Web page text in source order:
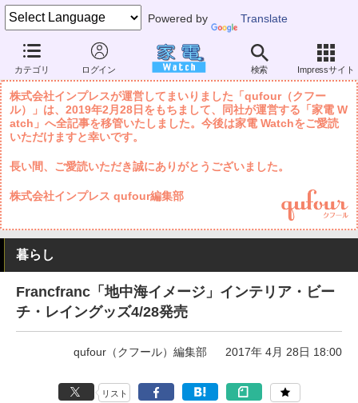
Powered by Translate
カテゴリ ログイン 検索 Impressサイト
家電 Watch 暮らし 美容・ファッション ファッションブランド
株式会社インプレスが運営してまいりました「qufour（クフー
ル）」は、2019年2月28日をもちまして、同社が運営する「家電 W
atch」へ全記事を移管いたしました。今後は家電 Watchをご愛読
いただけますと幸いです。
長い間、ご愛読いただき誠にありがとうございました。
株式会社インプレス qufour編集部
暮らし
Francfranc「地中海イメージ」インテリア・ビー
チ・レイングッズ4/28発売
qufour（クフール）編集部 2017年 4月 28日 18:00
リスト